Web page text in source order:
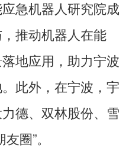
急机器人研究院成
推动机器人在能
地应用，助力宁波
此外，在宁波，宇
德、双林股份、雪
圈”。